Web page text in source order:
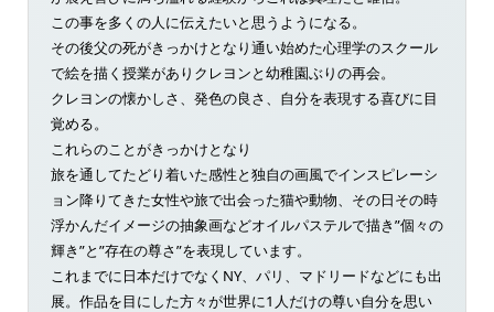
この事を多くの人に伝えたいと思うようになる。
その後父の死がきっかけとなり通い始めた心理学のスクール
で絵を描く授業がありクレヨンと幼稚園ぶりの再会。
クレヨンの懐かしさ、発色の良さ、自分を表現する喜びに目
覚める。
これらのことがきっかけとなり
旅を通してたどり着いた感性と独自の画風でインスピレーシ
ョン降りてきた女性や旅で出会った猫や動物、その日その時
浮かんだイメージの抽象画などオイルパステルで描き”個々の
輝き”と”存在の尊さ”を表現しています。
これまでに日本だけでなくNY、パリ、マドリードなどにも出
展。作品を目にした方々が世界に1人だけの尊い自分を思い